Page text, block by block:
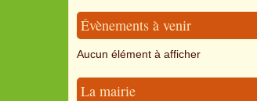
Évènements à venir
Aucun élément à afficher
La mairie